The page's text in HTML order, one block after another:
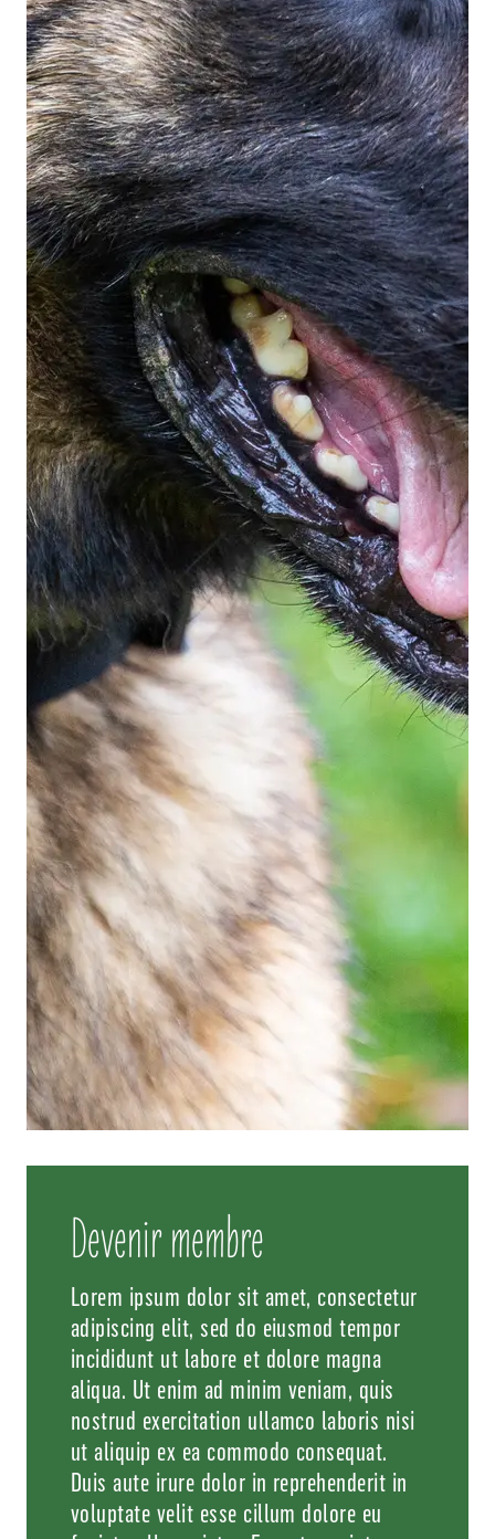
Devenir membre
Lorem ipsum dolor sit amet, consectetur
adipiscing elit, sed do eiusmod tempor
incididunt ut labore et dolore magna
aliqua. Ut enim ad minim veniam, quis
nostrud exercitation ullamco laboris nisi
ut aliquip ex ea commodo consequat.
Duis aute irure dolor in reprehenderit in
voluptate velit esse cillum dolore eu